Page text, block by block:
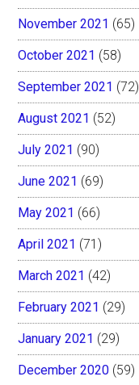
November 2021 (65)
October 2021 (58)
September 2021 (72)
August 2021 (52)
July 2021 (90)
June 2021 (69)
May 2021 (66)
April 2021 (71)
March 2021 (42)
February 2021 (29)
January 2021 (29)
December 2020 (59)